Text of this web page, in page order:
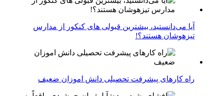
آیا می‌دانستید، بیشترین قبولی های کنکور از مدارس
تیزهوشان هستند؟!
راه کارهای پیشرفت تحصیلی دانش اموزان ضعیف